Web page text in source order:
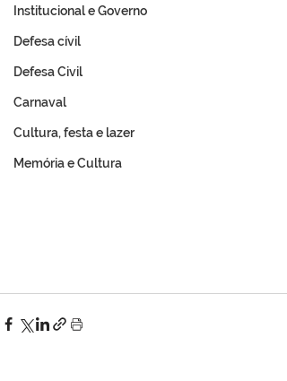
Institucional e Governo
Defesa cívil
Defesa Civil
Carnaval
Cultura, festa e lazer
Memória e Cultura